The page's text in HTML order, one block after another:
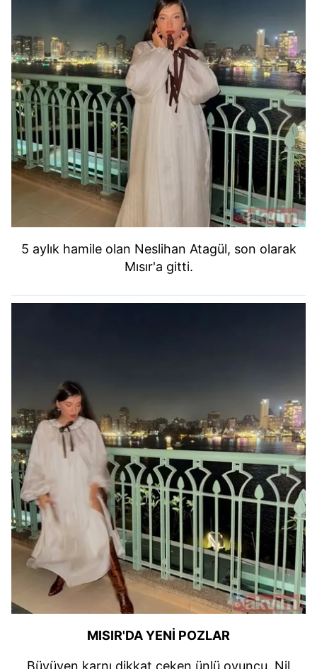
5 aylık hamile olan Neslihan Atagül, son olarak
Mısır'a gitti.
MISIR'DA YENİ POZLAR
Büyüyen karnı dikkat çeken ünlü oyuncu, Nil